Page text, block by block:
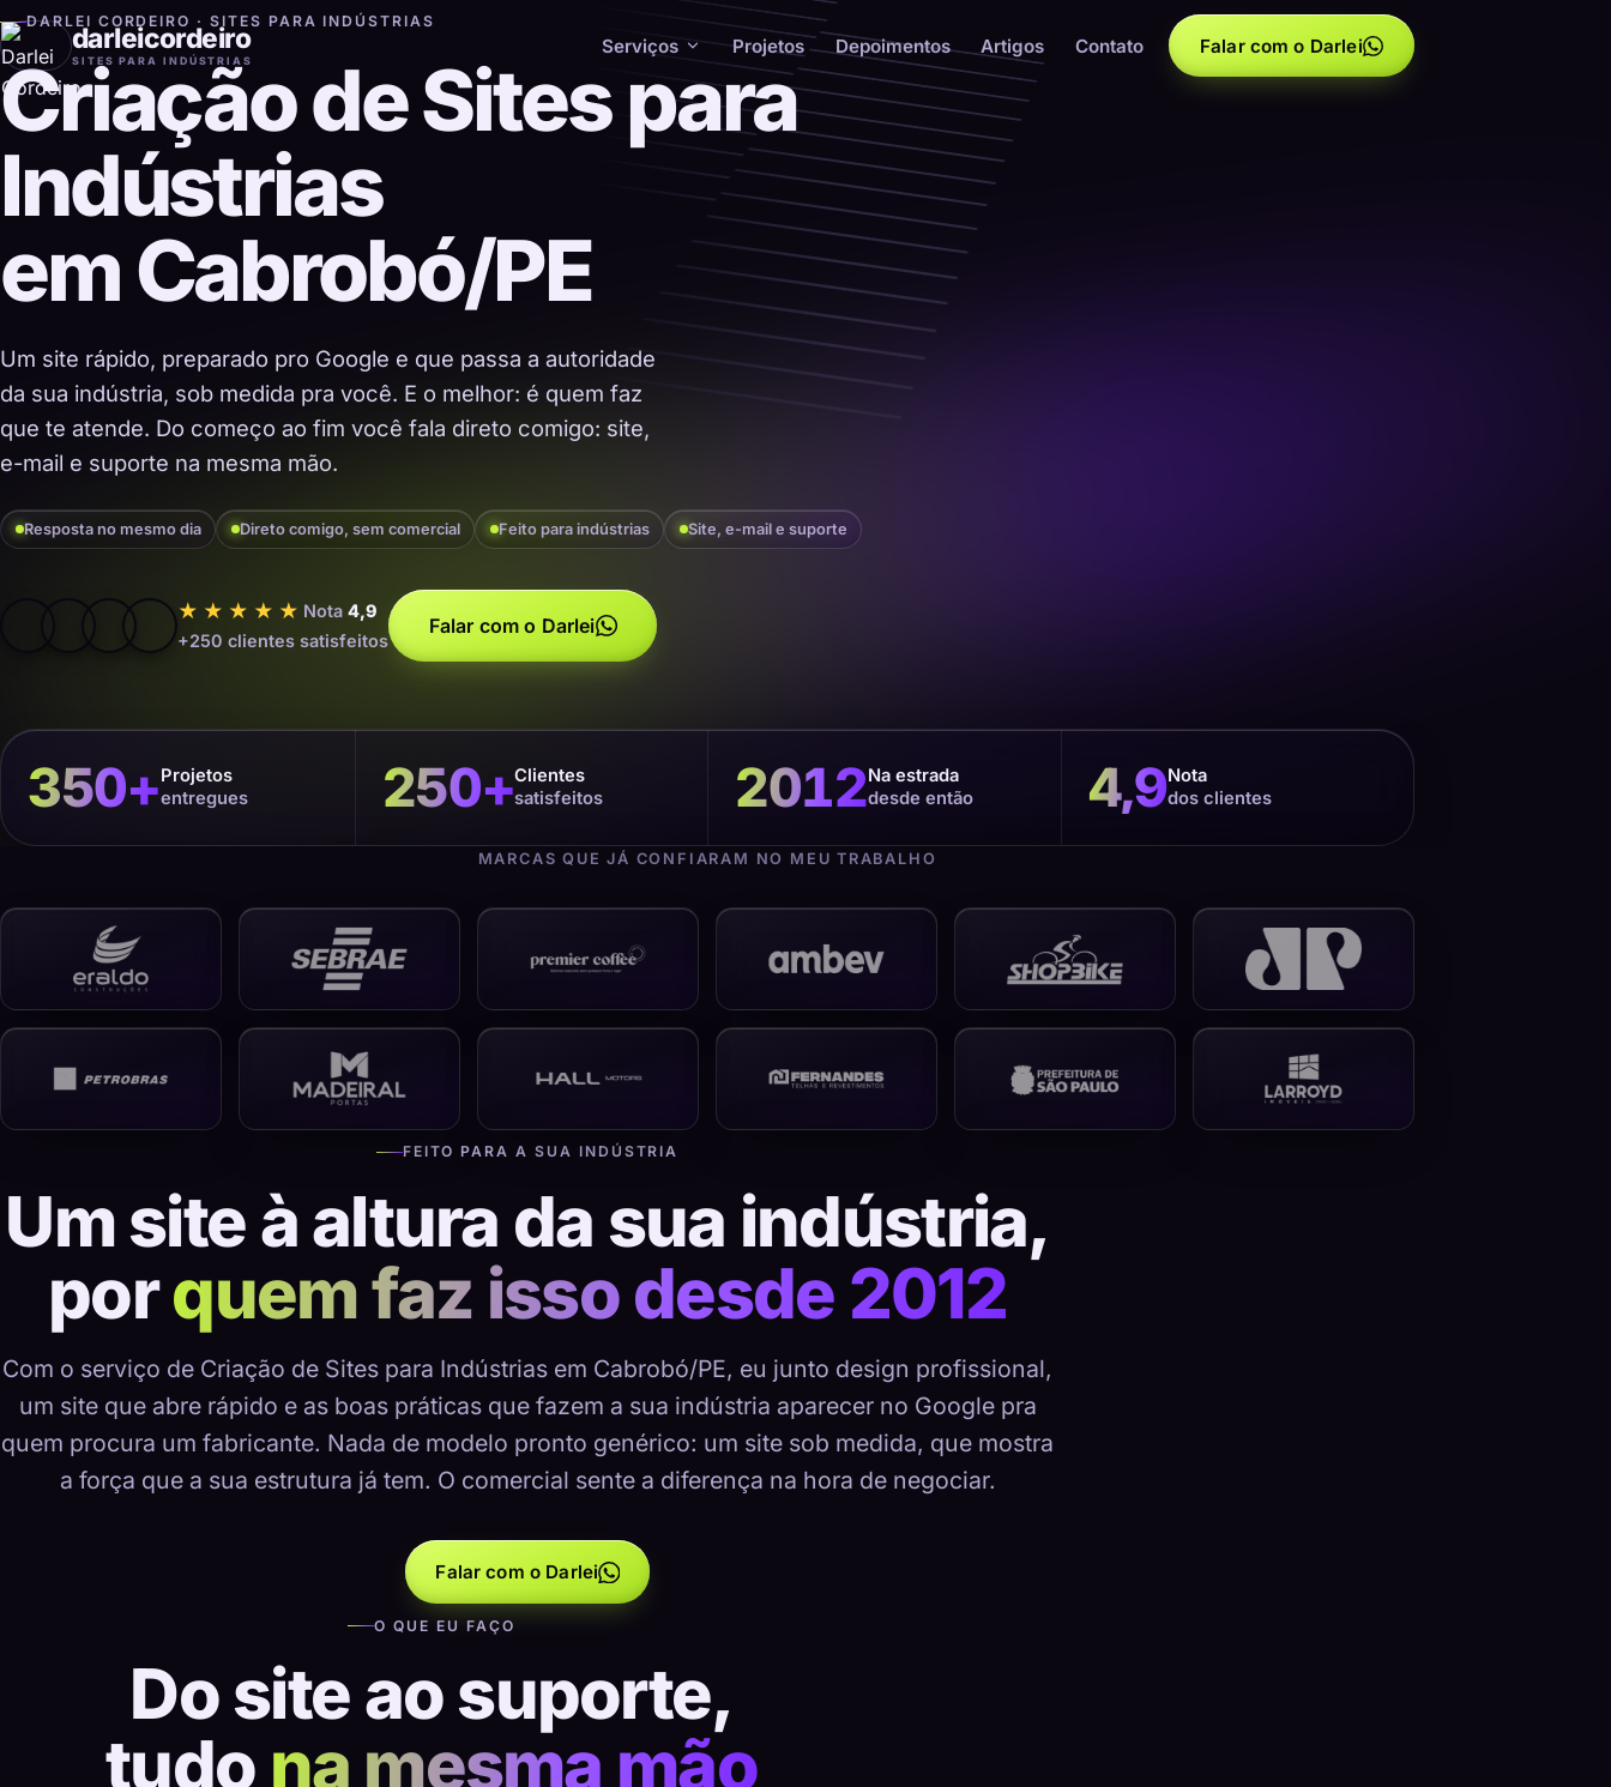
darleicordeiro
SITES PARA INDÚSTRIAS
Serviços Projetos Depoimentos Artigos Contato Falar com o Darlei
DARLEI CORDEIRO · SITES PARA INDÚSTRIAS
Criação de Sites para
Indústrias
em Cabrobó/PE
Um site rápido, preparado pro Google e que passa a autoridade
da sua indústria, sob medida pra você. E o melhor: é quem faz
que te atende. Do começo ao fim você fala direto comigo: site,
e-mail e suporte na mesma mão.
Resposta no mesmo dia Direto comigo, sem comercial Feito para indústrias Site, e-mail e suporte
★★★★★ Nota 4,9
+250 clientes satisfeitos
Falar com o Darlei
350+Projetos
entregues
250+Clientes
satisfeitos
2012Na estrada
desde então
4,9Nota
dos clientes
MARCAS QUE JÁ CONFIARAM NO MEU TRABALHO
FEITO PARA A SUA INDÚSTRIA
Um site à altura da sua indústria,
porquem faz isso desde 2012
Com o serviço de Criação de Sites para Indústrias em Cabrobó/PE, eu junto design profissional,
um site que abre rápido e as boas práticas que fazem a sua indústria aparecer no Google pra
quem procura um fabricante. Nada de modelo pronto genérico: um site sob medida, que mostra
a força que a sua estrutura já tem. O comercial sente a diferença na hora de negociar.
Falar com o Darlei
O QUE EU FAÇO
Do site ao suporte,
tudo na mesma mão